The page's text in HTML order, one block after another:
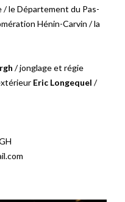
/ le Département du Pas-
Hénin-Carvin / la
/ jonglage et régie
Eric Longequel /